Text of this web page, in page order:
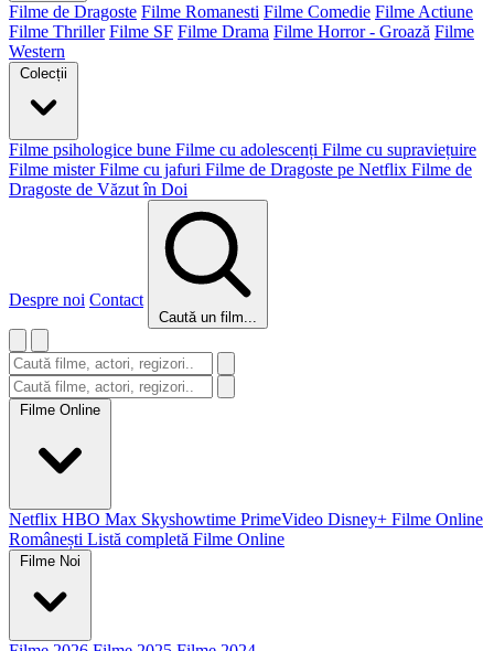
Filme de Dragoste Filme Romanesti Filme Comedie Filme Actiune
Filme Thriller Filme SF Filme Drama Filme Horror - Groază Filme
Western
Colecții
Filme psihologice bune Filme cu adolescenți Filme cu supraviețuire
Filme mister Filme cu jafuri Filme de Dragoste pe Netflix Filme de
Dragoste de Văzut în Doi
Despre noi Contact
Caută un film...
Filme Online
Netflix HBO Max Skyshowtime PrimeVideo Disney+ Filme Online
Românești Listă completă Filme Online
Filme Noi